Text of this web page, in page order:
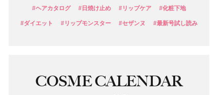
#ヘアカタログ #日焼け止め #リップケア #化粧下地
#ダイエット #リップモンスター #セザンヌ #最新号試し読み
COSME CALENDAR